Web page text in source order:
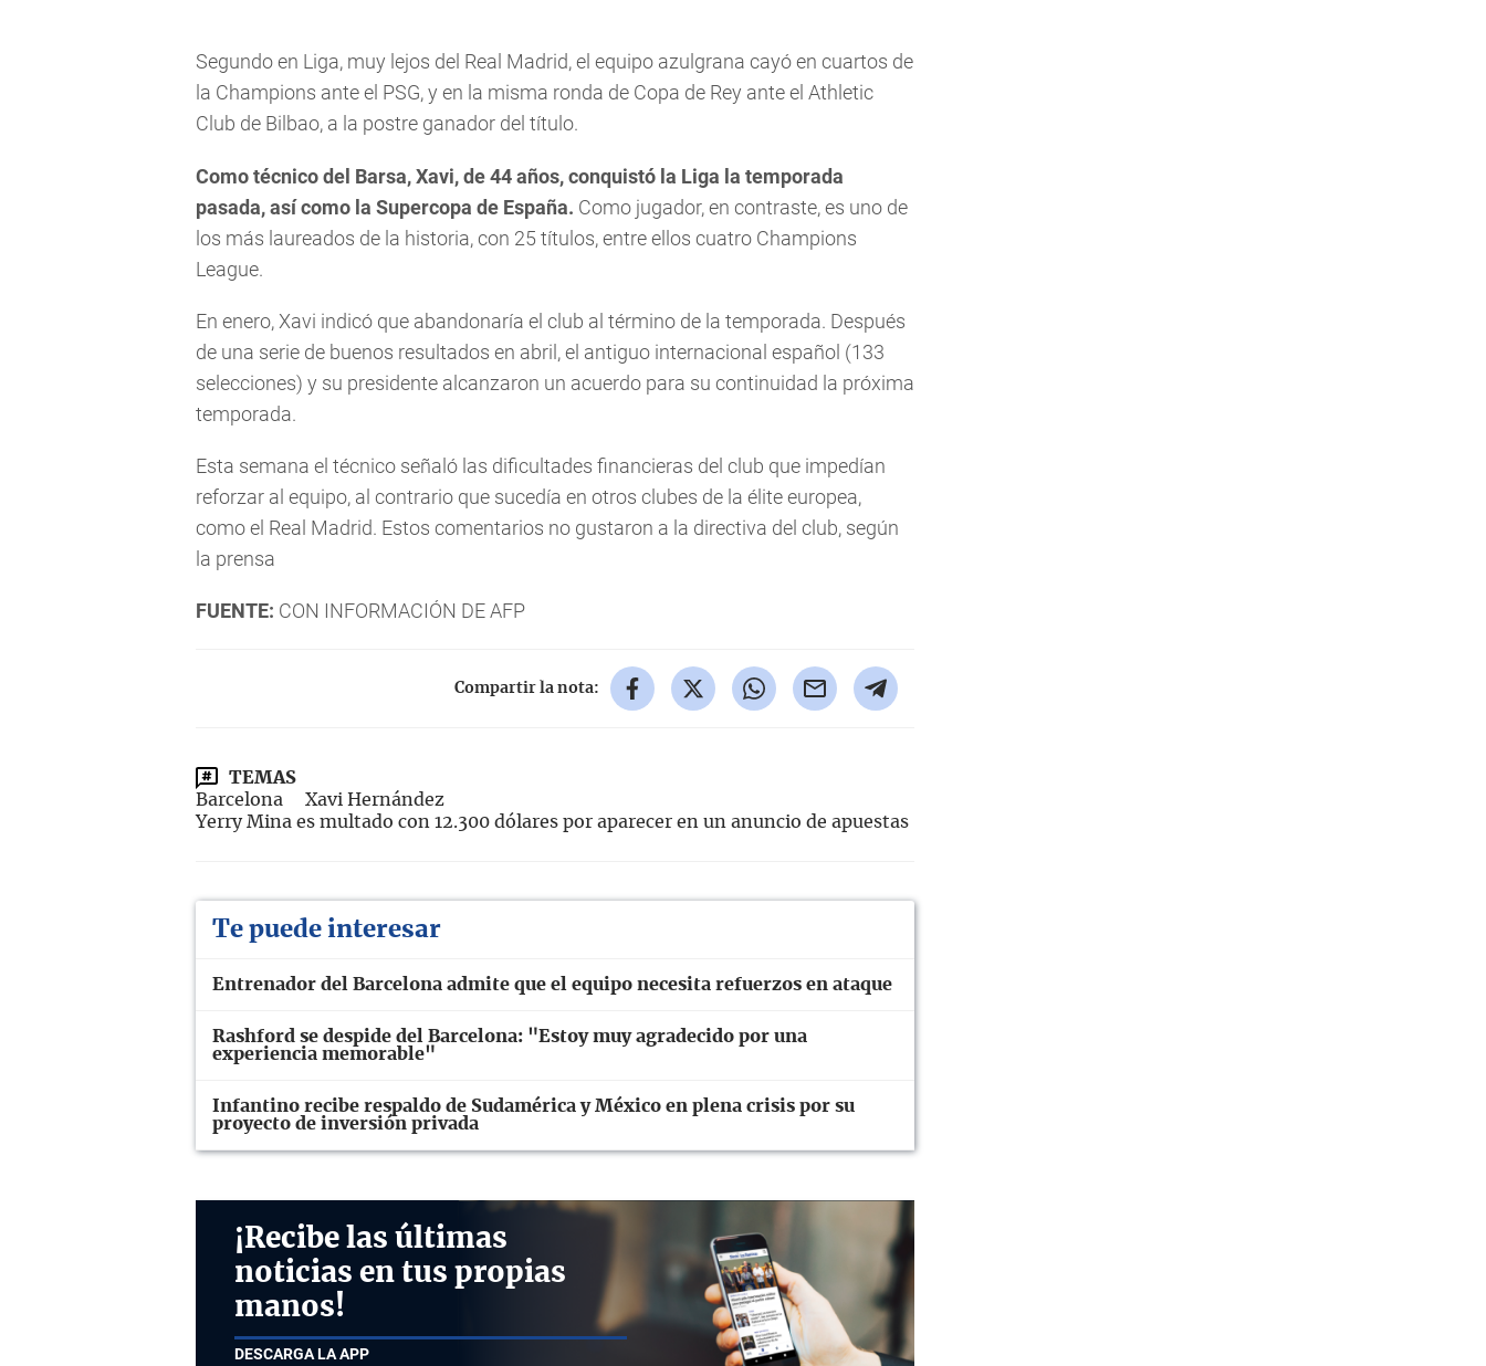
Segundo en Liga, muy lejos del Real Madrid, el equipo azulgrana cayó en cuartos de
la Champions ante el PSG, y en la misma ronda de Copa de Rey ante el Athletic
Club de Bilbao, a la postre ganador del título.
Como técnico del Barsa, Xavi, de 44 años, conquistó la Liga la temporada
pasada, así como la Supercopa de España. Como jugador, en contraste, es uno de
los más laureados de la historia, con 25 títulos, entre ellos cuatro Champions
League.
En enero, Xavi indicó que abandonaría el club al término de la temporada. Después
de una serie de buenos resultados en abril, el antiguo internacional español (133
selecciones) y su presidente alcanzaron un acuerdo para su continuidad la próxima
temporada.
Esta semana el técnico señaló las dificultades financieras del club que impedían
reforzar al equipo, al contrario que sucedía en otros clubes de la élite europea,
como el Real Madrid. Estos comentarios no gustaron a la directiva del club, según
la prensa
FUENTE: CON INFORMACIÓN DE AFP
Compartir la nota:
TEMAS
Barcelona
Xavi Hernández
Yerry Mina es multado con 12.300 dólares por aparecer en un anuncio de apuestas
Te puede interesar
Entrenador del Barcelona admite que el equipo necesita refuerzos en ataque
Rashford se despide del Barcelona: "Estoy muy agradecido por una
experiencia memorable"
Infantino recibe respaldo de Sudamérica y México en plena crisis por su
proyecto de inversión privada
¡Recibe las últimas
noticias en tus propias
manos!
DESCARGA LA APP